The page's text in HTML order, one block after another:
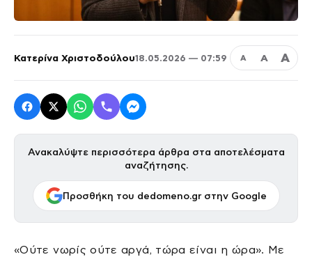
Κατερίνα Χριστοδούλου18.05.2026 — 07:59 Α Α Α
Ανακαλύψτε περισσότερα άρθρα στα αποτελέσματα
αναζήτησης.
Προσθήκη του dedomeno.gr στην Google
«Ούτε νωρίς ούτε αργά, τώρα είναι η ώρα». Με